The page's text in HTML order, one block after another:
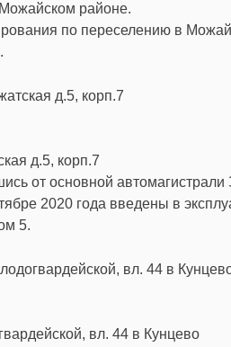
районе.
по переселению в
д.5, корп.7
от основной
2020 года введены в
5.
вл. 44 в Кунцево